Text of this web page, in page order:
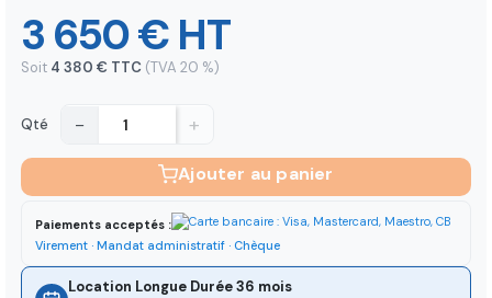
3 650 € HT
Soit 4 380 € TTC (TVA 20 %)
Qté − +
Ajouter au panier
Paiements acceptés :
Virement · Mandat administratif · Chèque
Location Longue Durée 36 mois